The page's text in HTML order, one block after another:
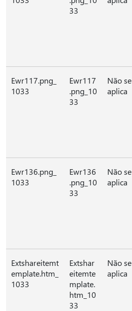
33
Ewr117.png_
1033
Ewr117
.png_10
33
Não se
aplica
Ewr136.png_
1033
Ewr136
.png_10
33
Não se
aplica
Extshareitemt
emplate.htm_
1033
Extshar
eitemte
mplate.
htm_10
33
Não se
aplica